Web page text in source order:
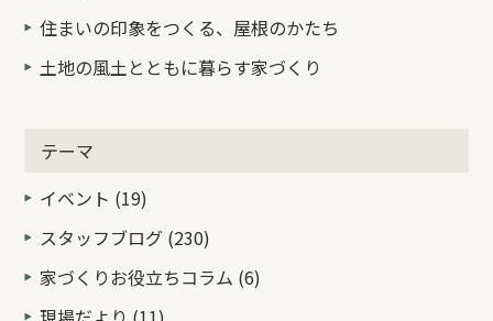
住まいの印象をつくる、屋根のかたち
土地の風土とともに暮らす家づくり
テーマ
イベント (19)
スタッフブログ (230)
家づくりお役立ちコラム (6)